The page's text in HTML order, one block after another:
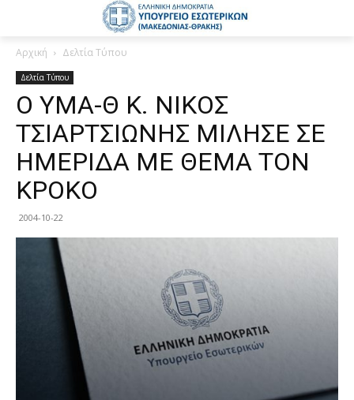
Αρχική Δελτία Τύπου
Δελτία Τύπου
Ο ΥΜΑ-Θ Κ. ΝΙΚΟΣ
ΤΣΙΑΡΤΣΙΩΝΗΣ ΜΙΛΗΣΕ ΣΕ
ΗΜΕΡΙΔΑ ΜΕ ΘΕΜΑ ΤΟΝ
ΚΡΟΚΟ
2004-10-22